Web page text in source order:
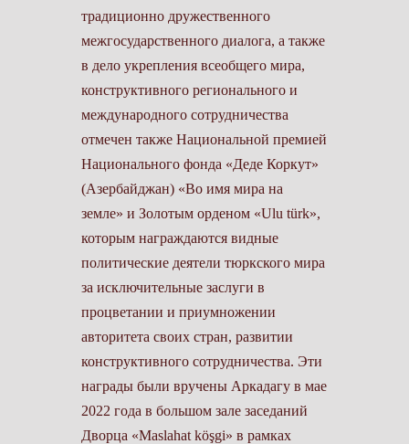
традиционно дружественного
межгосударственного диалога, а также
в дело укреп­ления всеобщего мира,
конструктивного регионального и
международного сотрудничества
отмечен также Национальной премией
Национального фонда «Деде Коркут»
(Азербайджан) «Во имя мира на
земле» и Золотым орденом «Ulu türk»,
которым награждаются видные
политические деятели тюркского мира
за исключительные заслуги в
процветании и приумножении
авторитета своих стран, развитии
конструктивного сотрудничества. Эти
награды были вручены Аркадагу в мае
2022 года в большом зале заседаний
Дворца «Maslahat köşgi» в рамках